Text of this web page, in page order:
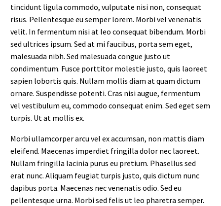
tincidunt ligula commodo, vulputate nisi non, consequat
risus. Pellentesque eu semper lorem. Morbi vel venenatis
velit. In fermentum nisi at leo consequat bibendum. Morbi
sed ultrices ipsum. Sed at mi faucibus, porta sem eget,
malesuada nibh. Sed malesuada congue justo ut
condimentum. Fusce porttitor molestie justo, quis laoreet
sapien lobortis quis. Nullam mollis diam at quam dictum
ornare. Suspendisse potenti. Cras nisi augue, fermentum
vel vestibulum eu, commodo consequat enim. Sed eget sem
turpis. Ut at mollis ex.
Morbi ullamcorper arcu vel ex accumsan, non mattis diam
eleifend. Maecenas imperdiet fringilla dolor nec laoreet.
Nullam fringilla lacinia purus eu pretium. Phasellus sed
erat nunc. Aliquam feugiat turpis justo, quis dictum nunc
dapibus porta. Maecenas nec venenatis odio. Sed eu
pellentesque urna. Morbi sed felis ut leo pharetra semper.